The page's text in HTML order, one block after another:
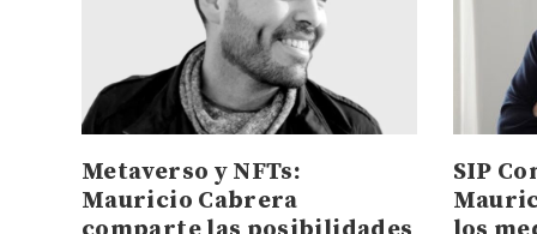
Metaverso y NFTs:
Mauricio Cabrera
SIP